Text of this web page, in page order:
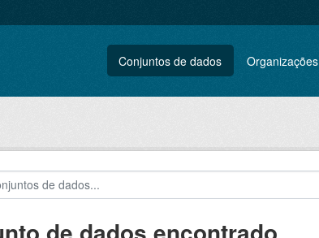
Conjuntos de dados Organizações